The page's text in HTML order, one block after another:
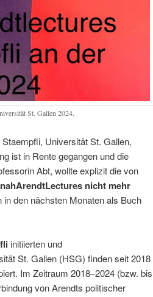
St. Gallen 2024.
Universität St. Gallen,
ist in Rente gegangen und die
Abt, wollte explizit die von
nicht mehr
den nächsten Monaten als Buch
initiierten und
St. Gallen (HSG) finden seit 2018
Im Zeitraum 2018–2024 (bzw. bis
von Arendts politischer